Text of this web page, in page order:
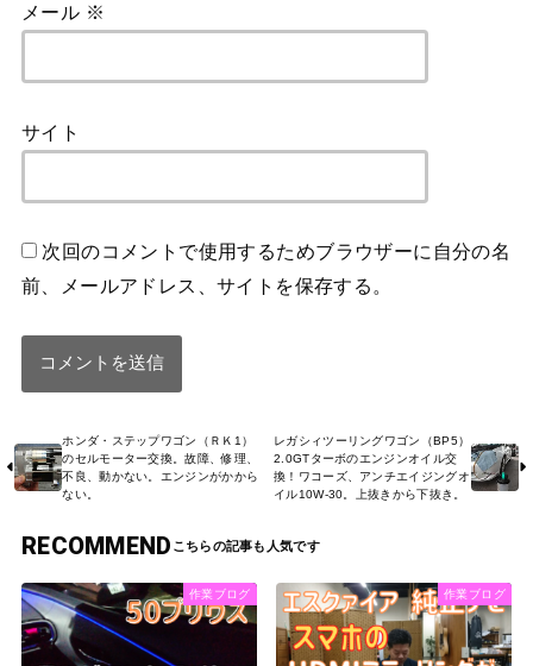
メール ※
サイト
次回のコメントで使用するためブラウザーに自分の名
前、メールアドレス、サイトを保存する。
ホンダ・ステップワゴン（ＲＫ1）
のセルモーター交換。故障、修理、
不良、動かない。エンジンがかから
ない。
レガシィツーリングワゴン（BP5）
2.0GTターボのエンジンオイル交
換！ワコーズ、アンチエイジングオ
イル10W-30。上抜きから下抜き。
RECOMMEND
作業ブログ 作業ブログ